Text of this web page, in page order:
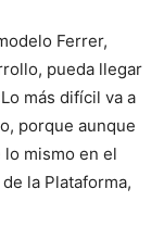
Ferrer,
pueda llegar
más difícil va a
porque aunque
lo mismo en el
la Plataforma,